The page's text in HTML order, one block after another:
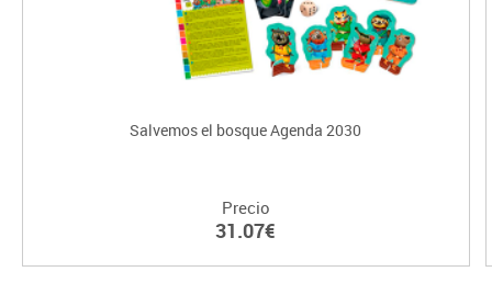
Salvemos el bosque Agenda 2030
Precio
31.07€